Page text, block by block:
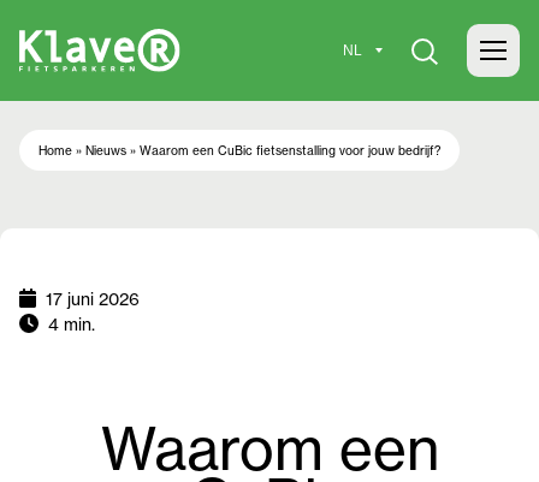
Home » Nieuws » Waarom een CuBic fietsenstalling voor jouw bedrijf?
17 juni 2026
4 min.
Waarom een